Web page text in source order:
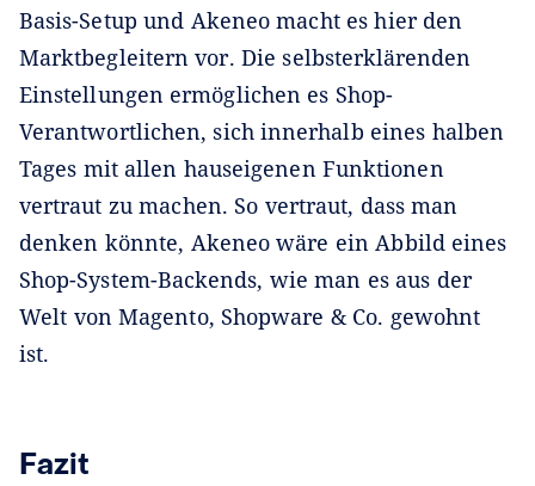
Basis-Setup und Akeneo macht es hier den
Marktbegleitern vor. Die selbsterklärenden
Einstellungen ermöglichen es Shop-
Verantwortlichen, sich innerhalb eines halben
Tages mit allen hauseigenen Funktionen
vertraut zu machen. So vertraut, dass man
denken könnte, Akeneo wäre ein Abbild eines
Shop-System-Backends, wie man es aus der
Welt von Magento, Shopware & Co. gewohnt
ist.
Fazit